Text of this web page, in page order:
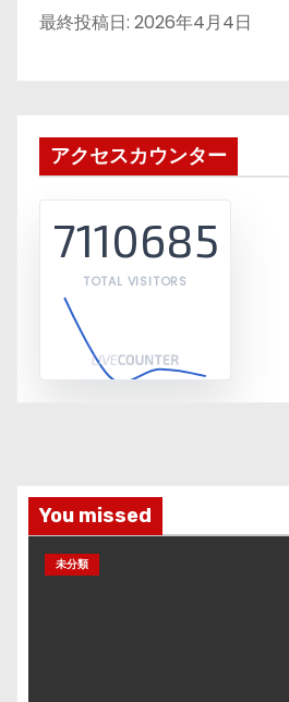
最終投稿日: 2026年4月4日
アクセスカウンター
7110685
TOTAL VISITORS
You missed
未分類